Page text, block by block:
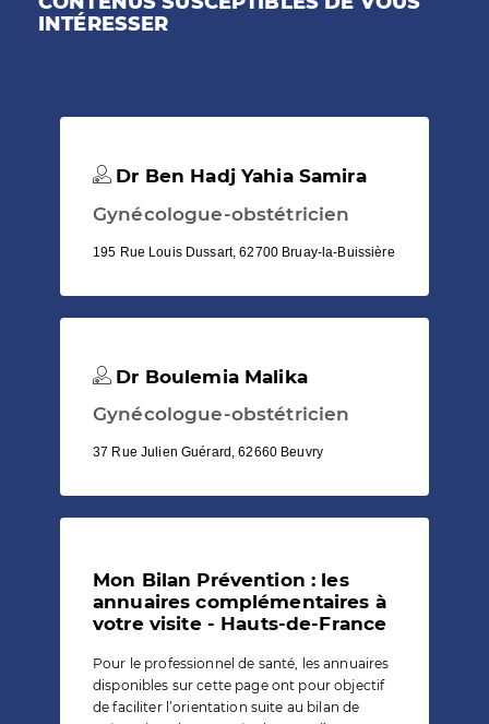
INTÉRESSER
Dr Ben Hadj Yahia Samira
Gynécologue-obstétricien
195 Rue Louis Dussart, 62700 Bruay-la-Buissière
Dr Boulemia Malika
Gynécologue-obstétricien
37 Rue Julien Guérard, 62660 Beuvry
Mon Bilan Prévention : les
annuaires complémentaires à
votre visite - Hauts-de-France
Pour le professionnel de santé, les annuaires
disponibles sur cette page ont pour objectif
de faciliter l’orientation suite au bilan de